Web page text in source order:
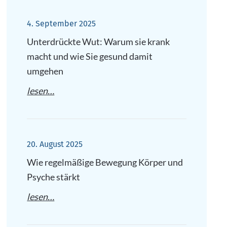
4. September 2025
Unterdrückte Wut: Warum sie krank
macht und wie Sie gesund damit
umgehen
lesen…
20. August 2025
Wie regelmäßige Bewegung Körper und
Psyche stärkt
lesen…